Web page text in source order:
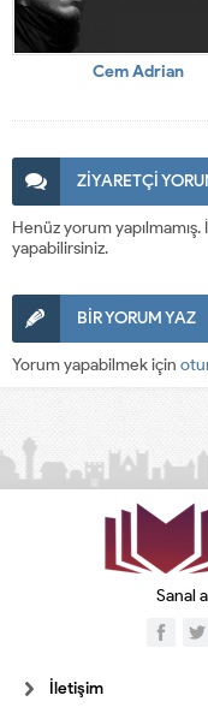
Cem Adrian
ZİYARETÇİ
Henüz yorum yapılmamış.
yapabilirsiniz.
BİR YORUM YAZ
Yorum yapabilmek için
Sanal
İletişim